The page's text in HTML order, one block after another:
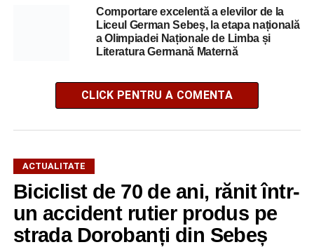
Comportare excelentă a elevilor de la
Liceul German Sebeș, la etapa națională
a Olimpiadei Naționale de Limba și
Literatura Germană Maternă
CLICK PENTRU A COMENTA
ACTUALITATE
Biciclist de 70 de ani, rănit într-
un accident rutier produs pe
strada Dorobanți din Sebeș